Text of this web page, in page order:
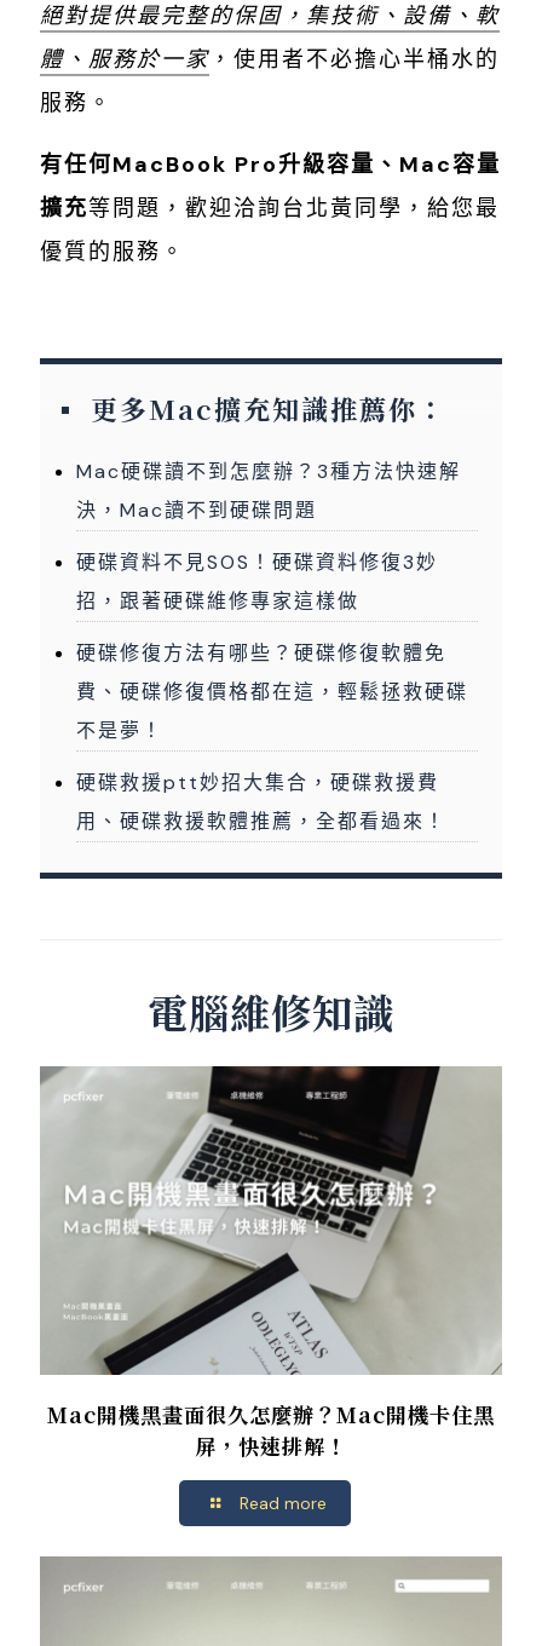
絕對提供最完整的保固，集技術、設備、軟
體、服務於一家 ，使用者不必擔心半桶水的
服務。
有任何MacBook Pro升級容量、Mac容量
擴充等問題，歡迎洽詢台北黃同學，給您最
優質的服務。
更多Mac擴充知識推薦你：
Mac硬碟讀不到怎麼辦？3種方法快速解
決，Mac讀不到硬碟問題
硬碟資料不見SOS！硬碟資料修復3妙
招，跟著硬碟維修專家這樣做
硬碟修復方法有哪些？硬碟修復軟體免
費、硬碟修復價格都在這，輕鬆拯救硬碟
不是夢！
硬碟救援ptt妙招大集合，硬碟救援費
用、硬碟救援軟體推薦，全都看過來！
電腦維修知識
Mac開機黑畫面很久怎麼辦？Mac開機卡住黑
屏，快速排解！
Read more